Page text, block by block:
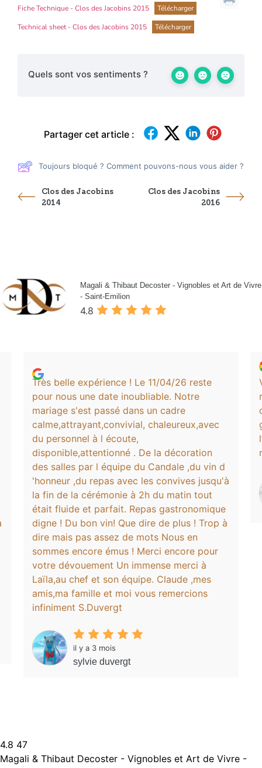
Fiche Technique - Clos des Jacobins 2015
Télécharger
Technical sheet - Clos des Jacobins 2015
Télécharger
Quels sont vos sentiments ?
Partager cet article :
Toujours bloqué ? Comment pouvons-nous vous aider ?
Clos des Jacobins
2014
Clos des Jacobins
2016
Magali & Thibaut Decoster - Vignobles et Art de Vivre
- Saint-Emilion
4.8
sylvie duvergt
il y a 3 mois
Très belle expérience ! Le 11/04/26 reste
pour nous une date inoubliable. Notre
mariage s'est passé dans un cadre
calme,attrayant,convivial, chaleureux,avec
du personnel à l écoute,
disponible,attentionné . De la décoration
des salles par l équipe du Candale ,du vin d
'honneur ,du repas avec les convives jusqu'à
la fin de la cérémonie à 2h du matin tout
était fluide et parfait. Repas gastronomique
digne ! Du bon vin! Que dire de plus ! Trop à
dire mais pas assez de mots Nous en
sommes encore émus ! Merci encore pour
votre dévouement Un immense merci à
Laïla,au chef et son équipe. Claude ,mes
amis,ma famille et moi vous remercions
infiniment S.Duvergt
4.8 47
Magali & Thibaut Decoster - Vignobles et Art de Vivre -